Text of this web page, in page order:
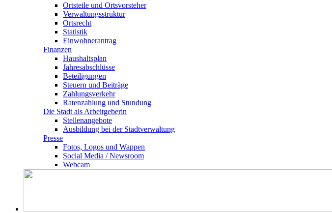
Ortsteile und Ortsvorsteher
Verwaltungsstruktur
Ortsrecht
Statistik
Einwohnerantrag
Finanzen
Haushaltsplan
Jahresabschlüsse
Beteiligungen
Steuern und Beiträge
Zahlungsverkehr
Ratenzahlung und Stundung
Die Stadt als Arbeitgeberin
Stellenangebote
Ausbildung bei der Stadtverwaltung
Presse
Fotos, Logos und Wappen
Social Media / Newsroom
Webcam